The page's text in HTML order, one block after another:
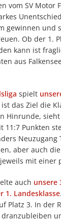
vom SV Motor
gewinnen und
Ob der 1.
kann ist
aus
spielt
das Ziel die
Hinrunde,
11:7 Punkten
Neuzugang
aber auch
mit einer
auch unsere
1. Landesklasse
Platz 3. In der